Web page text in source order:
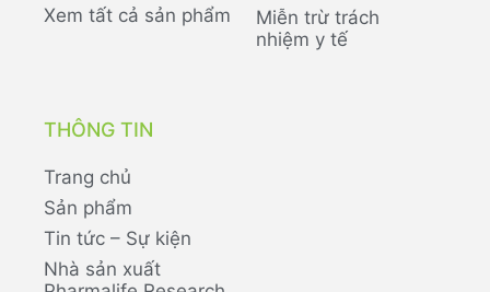
Xem tất cả sản phẩm
Miễn trừ trách
nhiệm y tế
THÔNG TIN
Trang chủ
Sản phẩm
Tin tức – Sự kiện
Nhà sản xuất